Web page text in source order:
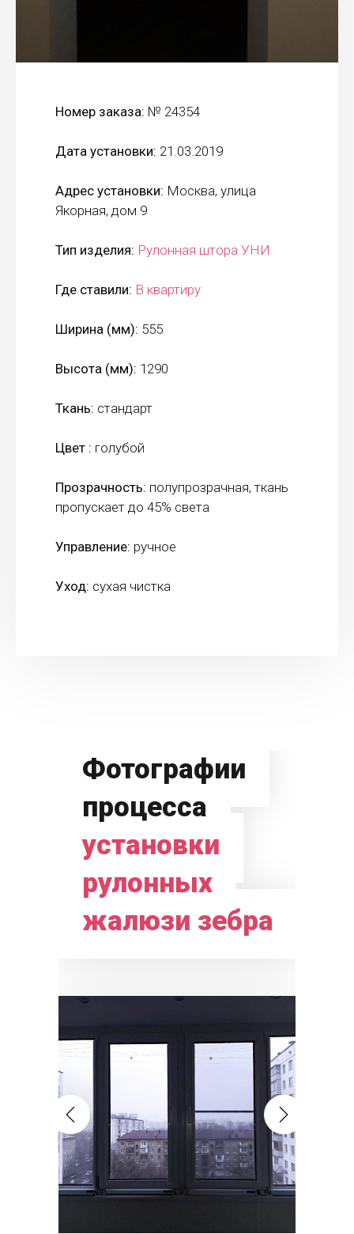
Номер заказа: № 24354
Дата установки: 21.03.2019
Адрес установки: Москва, улица
Якорная, дом 9
Тип изделия: Рулонная штора УНИ
Где ставили: В квартиру
Ширина (мм): 555
Высота (мм): 1290
Ткань: стандарт
Цвет : голубой
Прозрачность: полупрозрачная, ткань
пропускает до 45% света
Управление: ручное
Уход: сухая чистка
Фотографии
процесса
установки
рулонных
жалюзи зебра